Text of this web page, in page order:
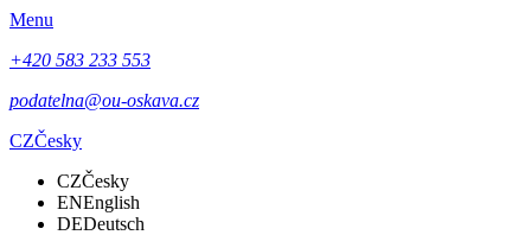
Menu
+420 583 233 553
podatelna@ou-oskava.cz
CZČesky
CZČesky
ENEnglish
DEDeutsch